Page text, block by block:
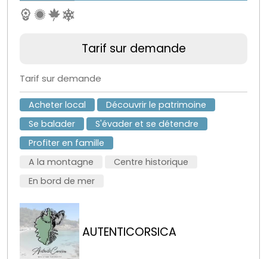
Tarif sur demande
Tarif sur demande
Acheter local
Découvrir le patrimoine
Se balader
S'évader et se détendre
Profiter en famille
A la montagne
Centre historique
En bord de mer
AUTENTICORSICA